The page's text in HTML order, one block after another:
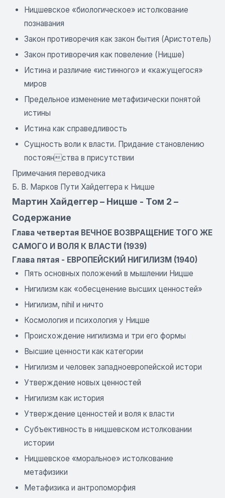
Ницшевское «биологическое» истолкование
познавания
Закон противоречия как закон бытия (Аристотель)
Закон противоречия как повеление (Ницше)
Истина и различие «истинного» и «кажущегося»
миров
Предельное изменение метафизически понятой
истины
Истина как справедливость
Сущность воли к власти. Придание становлению
постоянства в присутствии
Примечания переводчика
Б. В. Марков Пути Хайдеггера к Ницше
Мартин Хайдеггер – Ницше - Том 2 –
Содержание
Глава четвертая ВЕЧНОЕ ВОЗВРАЩЕНИЕ ТОГО ЖЕ
САМОГО И ВОЛЯ К ВЛАСТИ (1939)
Глава пятая - ЕВРОПЕЙСКИЙ НИГИЛИЗМ (1940)
Пять основных положений в мышлении Ницше
Нигилизм как «обесценение высших ценностей»
Нигилизм, nihil и ничто
Космология и психология у Ницше
Происхождение нигилизма и три его формы
Высшие ценности как категории
Нигилизм и человек западноевропейской истори
Утверждение новых ценностей
Нигилизм как история
Утверждение ценностей и воля к власти
Субъективность в ницшевском истолковании
истории
Ницшевское «моральное» истолкование
метафизики
Метафизика и антропоморфия